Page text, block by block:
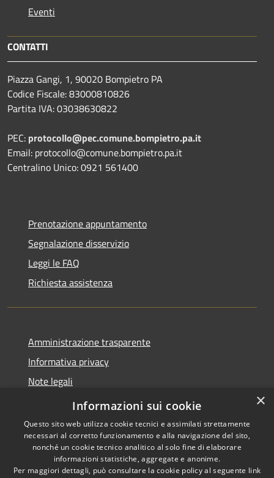
Eventi
CONTATTI
Piazza Gangi, 1, 90020 Bompietro PA
Codice Fiscale: 83000810826
Partita IVA: 03038630822
PEC: protocollo@pec.comune.bompietro.pa.it
Email: protocollo@comune.bompietro.pa.it
Centralino Unico: 0921 561400
Prenotazione appuntamento
Segnalazione disservizio
Leggi le FAQ
Richiesta assistenza
Amministrazione trasparente
Informativa privacy
Note legali
Dichiarazione di accessibilità
Copyright © 2026 • Comune di
×
Informazioni sui cookie
Questo sito web utilizza cookie tecnici e assimilati strettamente
necessari al corretto funzionamento e alla navigazione del sito,
nonché un cookie tecnico analitico al solo fine di elaborare
informazioni statistiche, aggregate e anonime.
Per maggiori dettagli, può consultare la cookie policy al seguente link